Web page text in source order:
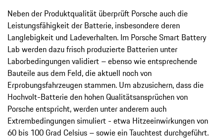
Neben der Produktqualität überprüft Porsche auch die
Leistungsfähigkeit der Batterie, insbesondere deren
Langlebigkeit und Ladeverhalten. Im Porsche Smart Battery
Lab werden dazu frisch produzierte Batterien unter
Laborbedingungen validiert – ebenso wie entsprechende
Bauteile aus dem Feld, die aktuell noch von
Erprobungsfahrzeugen stammen. Um abzusichern, dass die
Hochvolt-Batterie den hohen Qualitätsansprüchen von
Porsche entspricht, werden unter anderem auch
Extrembedingungen simuliert - etwa Hitzeeinwirkungen von
60 bis 100 Grad Celsius – sowie ein Tauchtest durchgeführt.